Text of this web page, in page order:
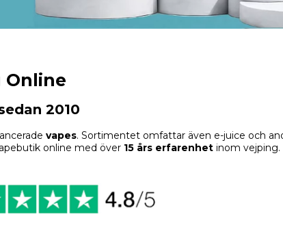
Online
2010
vapes. Sortimentet omfattar även e-juice och
online med över 15 års erfarenhet inom vejping.